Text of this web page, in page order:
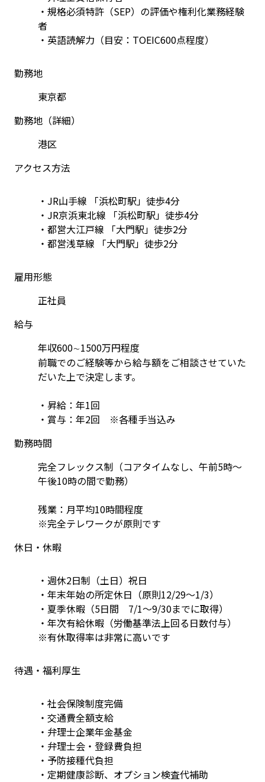
・規格必須特許（SEP）の評価や権利化業務経験
者
・英語読解力（目安：TOEIC600点程度）
勤務地
東京都
勤務地（詳細）
港区
アクセス方法
・JR山手線 「浜松町駅」徒歩4分
・JR京浜東北線 「浜松町駅」徒歩4分
・都営大江戸線 「大門駅」徒歩2分
・都営浅草線 「大門駅」徒歩2分
雇用形態
正社員
給与
年収600∼1500万円程度
前職でのご経験等から給与額をご相談させていた
だいた上で決定します。
・昇給：年1回
・賞与：年2回　※各種手当込み
勤務時間
完全フレックス制（コアタイムなし、午前5時～
午後10時の間で勤務）
残業：月平均10時間程度
※完全テレワークが原則です
休日・休暇
・週休2日制（土日）祝日
・年末年始の所定休日（原則12/29～1/3）
・夏季休暇（5日間　7/1～9/30までに取得）
・年次有給休暇（労働基準法上回る日数付与）
※有休取得率は非常に高いです
待遇・福利厚生
・社会保険制度完備
・交通費全額支給
・弁理士企業年金基金
・弁理士会・登録費負担
・予防接種代負担
・定期健康診断、オプション検査代補助